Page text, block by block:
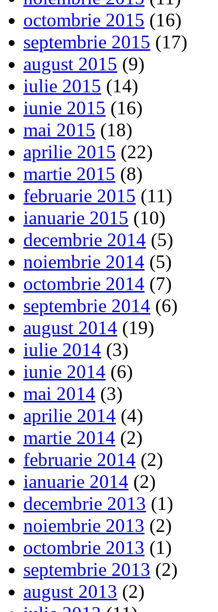
octombrie 2015 (16)
septembrie 2015 (17)
august 2015 (9)
iulie 2015 (14)
iunie 2015 (16)
mai 2015 (18)
aprilie 2015 (22)
martie 2015 (8)
februarie 2015 (11)
ianuarie 2015 (10)
decembrie 2014 (5)
noiembrie 2014 (5)
octombrie 2014 (7)
septembrie 2014 (6)
august 2014 (19)
iulie 2014 (3)
iunie 2014 (6)
mai 2014 (3)
aprilie 2014 (4)
martie 2014 (2)
februarie 2014 (2)
ianuarie 2014 (2)
decembrie 2013 (1)
noiembrie 2013 (2)
octombrie 2013 (1)
septembrie 2013 (2)
august 2013 (2)